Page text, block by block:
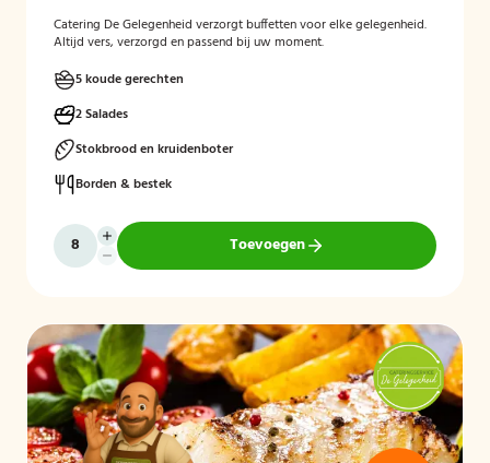
Catering De Gelegenheid verzorgt buffetten voor elke gelegenheid.
Altijd vers, verzorgd en passend bij uw moment.
5 koude gerechten
2 Salades
Stokbrood en kruidenboter
Borden & bestek
Toevoegen